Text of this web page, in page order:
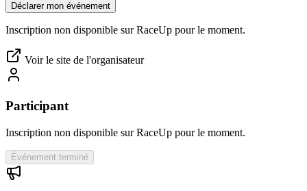
Déclarer mon événement
Inscription non disponible sur RaceUp pour le moment.
Voir le site de l'organisateur
Participant
Inscription non disponible sur RaceUp pour le moment.
Événement terminé